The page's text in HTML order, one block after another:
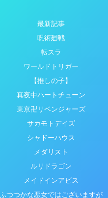
最新記事
呪術廻戦
転スラ
ワールドトリガー
【推しの子】
真夜中ハートチューン
東京卍リベンジャーズ
サカモトデイズ
シャドーハウス
メダリスト
ルリドラゴン
メイドインアビス
ふつつかな悪女ではございますが